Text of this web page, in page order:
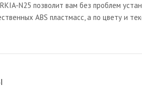
N25 позволит вам без проблем
ABS пластмасс, а по цвету и